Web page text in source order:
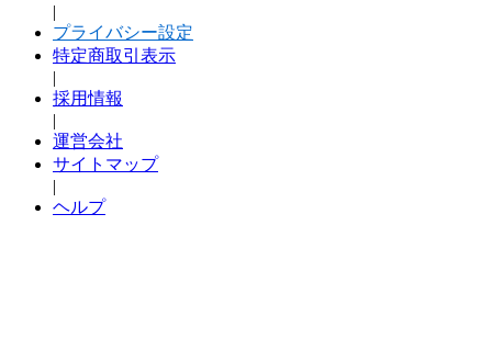
|
プライバシー設定
特定商取引表示
|
採用情報
|
運営会社
サイトマップ
|
ヘルプ